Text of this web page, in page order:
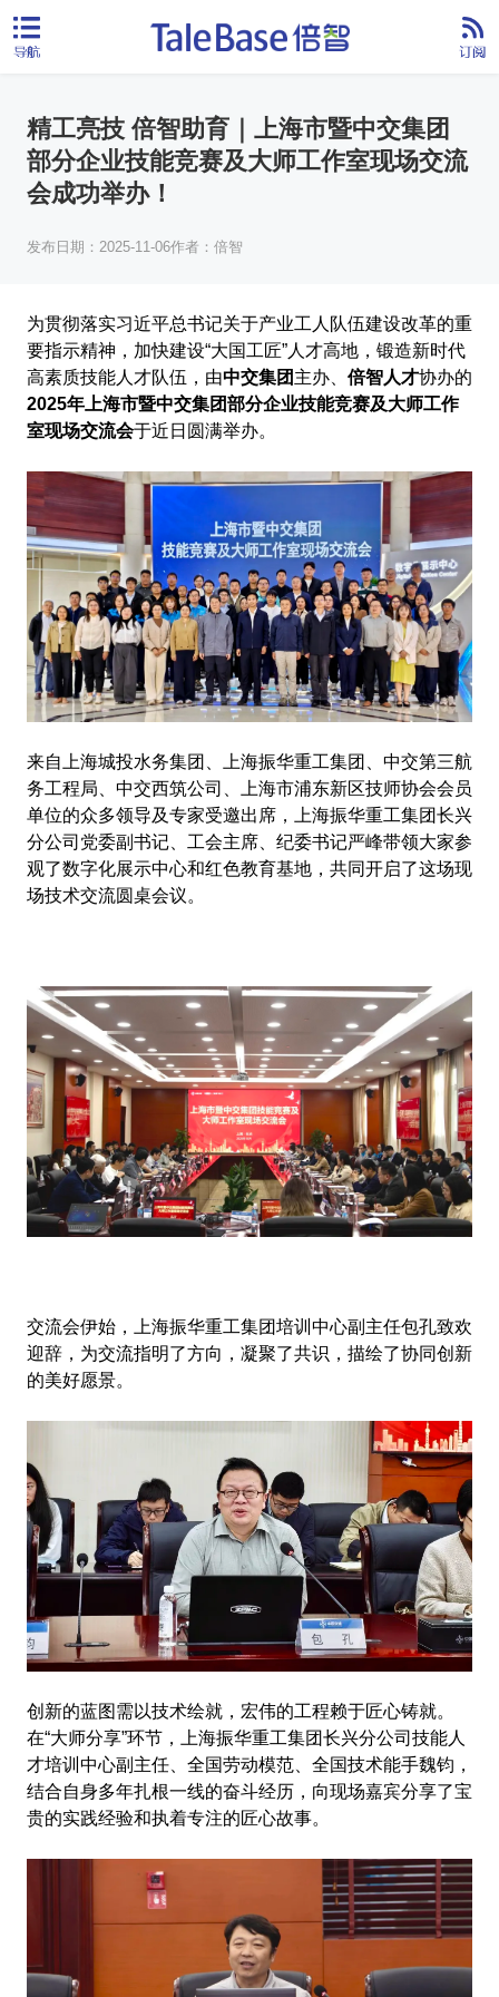
精工亮技 倍智助育｜上海市暨中交集团
部分企业技能竞赛及大师工作室现场交流
会成功举办！
发布日期：2025-11-06作者：倍智
为贯彻落实习近平总书记关于产业工人队伍建设改革的重
要指示精神，加快建设“大国工匠”人才高地，锻造新时代
高素质技能人才队伍，由中交集团 主办、 倍智人才协办的
2025年上海市暨中交集团部分企业技能竞赛及大师工作
室现场交流会于近日圆满举办。
来自上海城投水务集团、上海振华重工集团、中交第三航
务工程局、中交西筑公司、上海市浦东新区技师协会会员
单位的众多领导及专家受邀出席，上海振华重工集团长兴
分公司党委副书记、工会主席、纪委书记严峰带领大家参
观了数字化展示中心和红色教育基地，共同开启了这场现
场技术交流圆桌会议。
交流会伊始，上海振华重工集团培训中心副主任包孔致欢
迎辞，为交流指明了方向，凝聚了共识，描绘了协同创新
的美好愿景。
创新的蓝图需以技术绘就，宏伟的工程赖于匠心铸就。
在“大师分享”环节，上海振华重工集团长兴分公司技能人
才培训中心副主任、全国劳动模范、全国技术能手魏钧，
结合自身多年扎根一线的奋斗经历，向现场嘉宾分享了宝
贵的实践经验和执着专注的匠心故事。